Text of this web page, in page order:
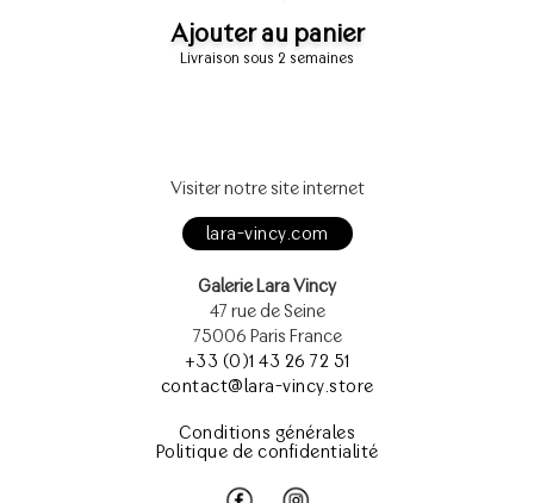
Ajouter au panier
Livraison sous 2 semaines
Visiter notre site internet
lara-vincy.com
Galerie Lara Vincy
47 rue de Seine
75006 Paris France
+33 (0)1 43 26 72 51
contact@lara-vincy.store
Conditions générales
Politique de confidentialité